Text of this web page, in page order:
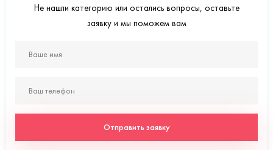
Не нашли категорию или остались вопросы, оставьте
заявку и мы поможем вам
Отправить заявку